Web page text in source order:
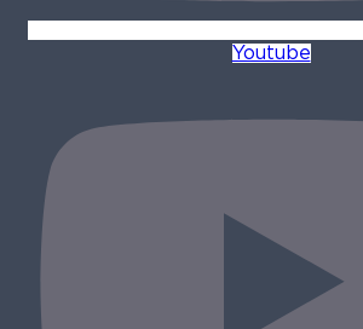
Youtube